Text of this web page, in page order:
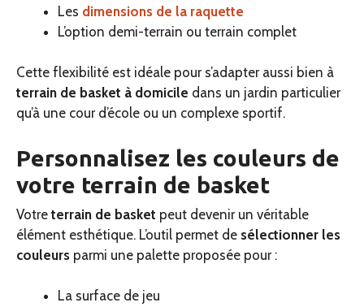
Les dimensions de la raquette
L’option demi-terrain ou terrain complet
Cette flexibilité est idéale pour s’adapter aussi bien à
terrain de basket à domicile dans un jardin particulier
qu’à une cour d’école ou un complexe sportif.
Personnalisez les couleurs de
votre terrain de basket
Votreterrain de basket peut devenir un véritable
élément esthétique. L’outil permet de sélectionner les
couleurs parmi une palette proposée pour :
La surface de jeu